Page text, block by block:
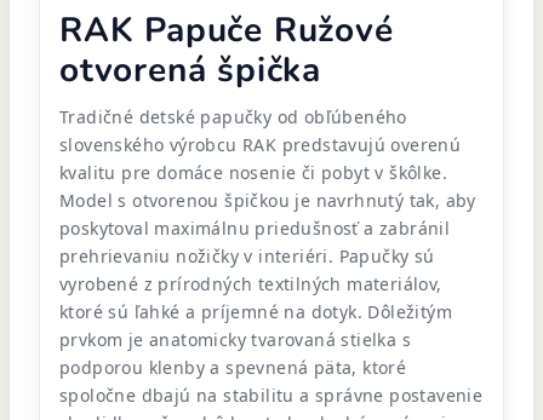
RAK Papuče Ružové
otvorená špička
Tradičné detské papučky od obľúbeného
slovenského výrobcu RAK predstavujú overenú
kvalitu pre domáce nosenie či pobyt v škôlke.
Model s otvorenou špičkou je navrhnutý tak, aby
poskytoval maximálnu priedušnosť a zabránil
prehrievaniu nožičky v interiéri. Papučky sú
vyrobené z prírodných textilných materiálov,
ktoré sú ľahké a príjemné na dotyk. Dôležitým
prvkom je anatomicky tvarovaná stielka s
podporou klenby a spevnená päta, ktoré
spoločne dbajú na stabilitu a správne postavenie